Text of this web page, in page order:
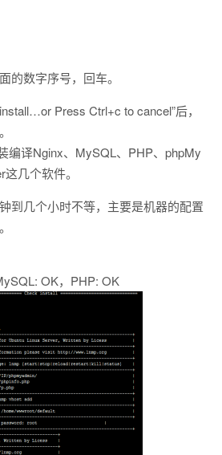
的数字序号，回车。
Press Ctrl+c to cancel”后，
编译Nginx、MySQL、PHP、phpMy
几个软件。
到几个小时不等，主要是机器的配置
OK，PHP: OK